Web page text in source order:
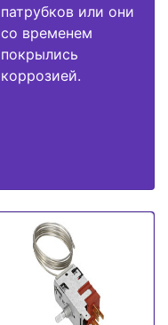
патрубков или они
со временем
покрылись
коррозией.